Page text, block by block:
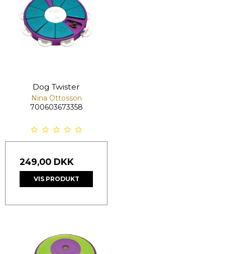
Dog Twister
Nina Ottosson
700603673358
249,00 DKK
VIS PRODUKT